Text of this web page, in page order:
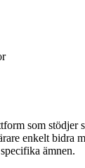
som stödjer
enkelt bidra
ämnen.